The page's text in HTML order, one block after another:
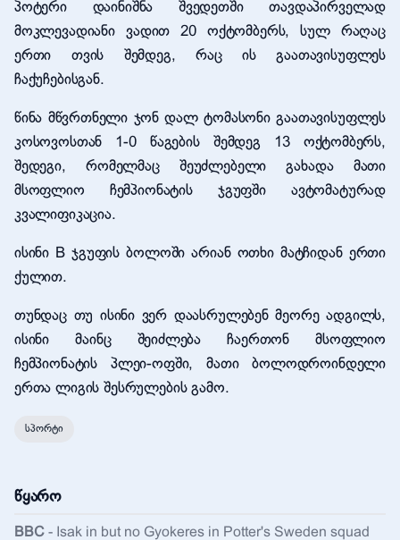
პოტერი დაინიშნა შვედეთში თავდაპირველად
მოკლევადიანი ვადით 20 ოქტომბერს, სულ რაღაც
ერთი თვის შემდეგ, რაც ის გაათავისუფლეს
ჩაქუჩებისგან.
წინა მწვრთნელი ჯონ დალ ტომასონი გაათავისუფლეს
კოსოვოსთან 1-0 წაგების შემდეგ 13 ოქტომბერს,
შედეგი, რომელმაც შეუძლებელი გახადა მათი
მსოფლიო ჩემპიონატის ჯგუფში ავტომატურად
კვალიფიკაცია.
ისინი B ჯგუფის ბოლოში არიან ოთხი მატჩიდან ერთი
ქულით.
თუნდაც თუ ისინი ვერ დაასრულებენ მეორე ადგილს,
ისინი მაინც შეიძლება ჩაერთონ მსოფლიო
ჩემპიონატის პლეი-ოფში, მათი ბოლოდროინდელი
ერთა ლიგის შესრულების გამო.
სპორტი
წყარო
BBC - Isak in but no Gyokeres in Potter's Sweden squad